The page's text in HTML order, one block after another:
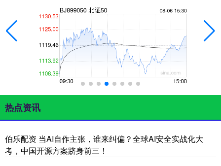
热点资讯
伯乐配资 当AI自作主张，谁来纠偏？全球AI安全实战化大
考，中国开源方案跻身前三！